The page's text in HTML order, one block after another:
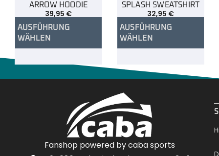
ARROW HOODIE
39,95 €
AUSFÜHRUNG
WÄHLEN
SPLASH SWEATSHIRT
32,95 €
AUSFÜHRUNG
WÄHLEN
Fanshop powered by caba sports